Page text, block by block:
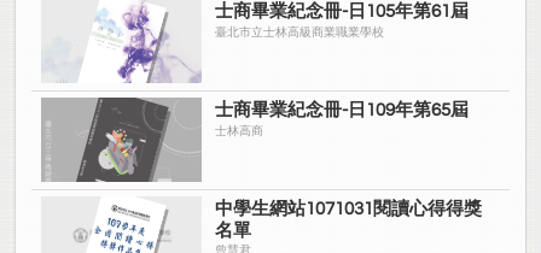
士商畢業紀念冊-日105年第61屆
臺北市立士林高級商業職業學校
士商畢業紀念冊-日109年第65屆
士林高商
中學生網站1071031閱讀心得得獎
名單
曾慧君